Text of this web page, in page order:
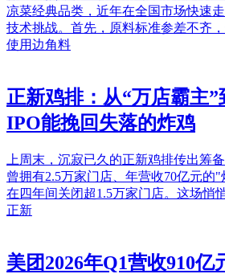
凉菜经典品类，近年在全国市场快速
技术挑战。首先，原料标准参差不齐
使用边角料
正新鸡排：从“万店霸主
IPO能挽回失落的炸鸡
上周末，沉寂已久的正新鸡排传出筹
曾拥有2.5万家门店、年营收70亿元的
在四年间关闭超1.5万家门店。这场悄
正新
美团2026年Q1营收910亿